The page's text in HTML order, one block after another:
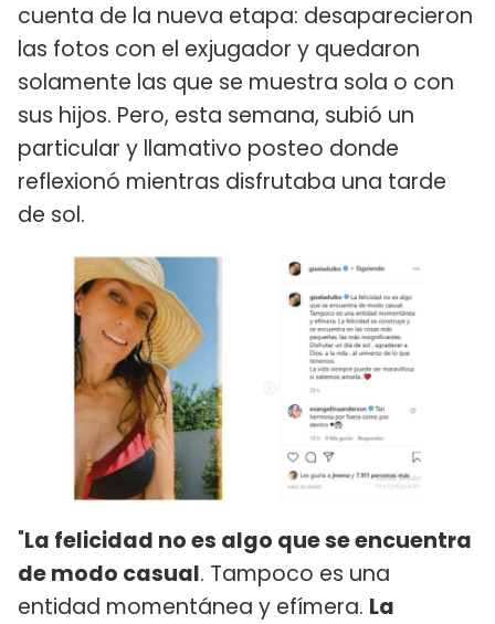
cuenta de la nueva etapa: desaparecieron
las fotos con el exjugador y quedaron
solamente las que se muestra sola o con
sus hijos. Pero, esta semana, subió un
particular y llamativo posteo donde
reflexionó mientras disfrutaba una tarde
de sol.
"La felicidad no es algo que se encuentra
de modo casual. Tampoco es una
entidad momentánea y efímera. La